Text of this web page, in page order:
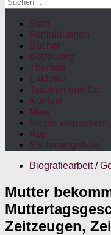
nach:
Start
Fortbildungen
Bücher
Betreuung
Themen
Exklusiv
Taschen und Co.
Kontakt
Maw
Nichts verpassen!
App
Stellenangebote
Biografiearbeit /
Mutter
Zeitzeugen,